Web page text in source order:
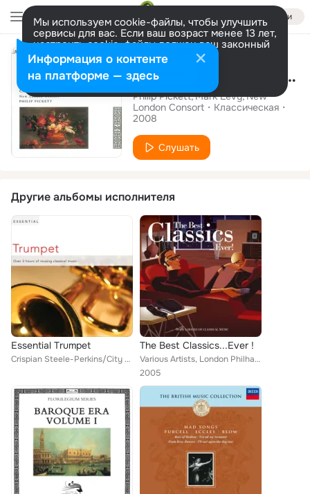
Войти
Мы используем cookie-файлы, чтобы улучшить
сервисы для вас. Если ваш возраст менее 13 лет,
настроить cookie-файлы должен ваш законный
представитель. Больше информации
Разрешить все Настроить Telemann: Recorder Concertos
Philip Pickett Mark Levy New
London Consort
Классическая
2008
Слушать
Другие альбомы исполнителя
Essential Trumpet
Crispian Steele-Perkins/City of London Baroque Sinfonia/Richard Hickox, John Wilbraham/Academy of St Martin-in-the-Fields/Sir Ne...
The Best Classics...Ever !
Various Artists, London Philharmonic Choir/London Philharmonic Orchestra/Franz Welser-Möst, Stephen Cleobury, Cécile Ousset, Jul...
2005
Информация о контенте
на платформе — здесь